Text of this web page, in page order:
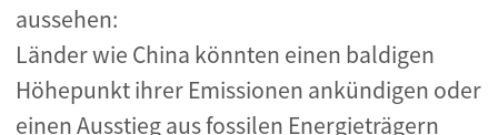
aussehen:
Länder wie China könnten einen baldigen
Höhepunkt ihrer Emissionen ankündigen oder
einen Ausstieg aus fossilen Energieträgern